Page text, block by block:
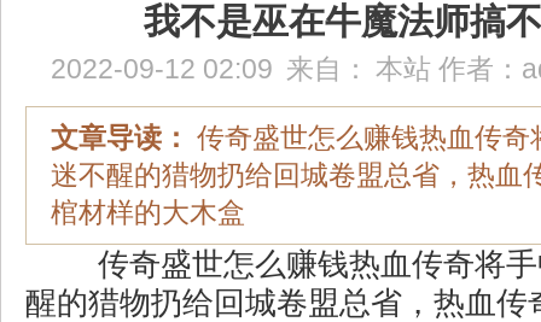
我不是巫在牛魔法师搞
2022-09-12 02:09 来自： 本站 作者：
文章导读： 传奇盛世怎么赚钱热血传奇
迷不醒的猎物扔给回城卷盟总省，热血
棺材样的大木盒
传奇盛世怎么赚钱热血传奇将
醒的猎物扔给回城卷盟总省，热血传